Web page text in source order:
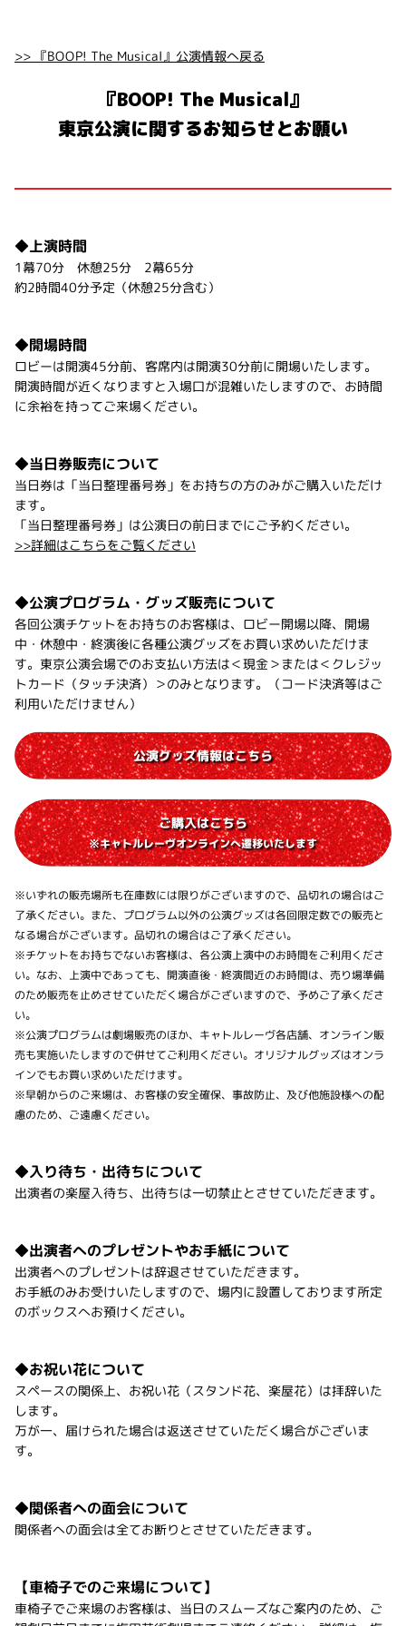
>> 『BOOP! The Musical』公演情報へ戻る
『BOOP! The Musical』
東京公演に関するお知らせとお願い
◆上演時間
1幕70分 休憩25分 2幕65分
約2時間40分予定（休憩25分含む）
◆開場時間
ロビーは開演45分前、客席内は開演30分前に開場いたします。
開演時間が近くなりますと入場口が混雑いたしますので、お時間
に余裕を持ってご来場ください。
◆当日券販売について
当日券は「当日整理番号券」をお持ちの方のみがご購入いただけ
ます。
「当日整理番号券」は公演日の前日までにご予約ください。
>>詳細はこちらをご覧ください
◆公演プログラム・グッズ販売について
各回公演チケットをお持ちのお客様は、ロビー開場以降、開場
中・休憩中・終演後に各種公演グッズをお買い求めいただけま
す。東京公演会場でのお支払い方法は＜現金＞または＜クレジッ
トカード（タッチ決済）＞のみとなります。（コード決済等はご
利用いただけません）
公演グッズ情報はこちら
ご購入はこちら
※キャトルレーヴオンラインへ遷移いたします
※いずれの販売場所も在庫数には限りがございますので、品切れの場合はご
了承ください。また、プログラム以外の公演グッズは各回限定数での販売と
なる場合がございます。品切れの場合はご了承ください。
※チケットをお持ちでないお客様は、各公演上演中のお時間をご利用くださ
い。なお、上演中であっても、開演直後・終演間近のお時間は、売り場準備
のため販売を止めさせていただく場合がございますので、予めご了承くださ
い。
※公演プログラムは劇場販売のほか、キャトルレーヴ各店舗、オンライン販
売も実施いたしますので併せてご利用ください。オリジナルグッズはオンラ
インでもお買い求めいただけます。
※早朝からのご来場は、お客様の安全確保、事故防止、及び他施設様への配
慮のため、ご遠慮ください。
◆入り待ち・出待ちについて
出演者の楽屋入待ち、出待ちは一切禁止とさせていただきます。
◆出演者へのプレゼントやお手紙について
出演者へのプレゼントは辞退させていただきます。
お手紙のみお受けいたしますので、場内に設置しております所定
のボックスへお預けください。
◆お祝い花について
スペースの関係上、お祝い花（スタンド花、楽屋花）は拝辞いた
します。
万が一、届けられた場合は返送させていただく場合がございま
す。
◆関係者への面会について
関係者への面会は全てお断りとさせていただきます。
【車椅子でのご来場について】
車椅子でご来場のお客様は、当日のスムーズなご案内のため、ご